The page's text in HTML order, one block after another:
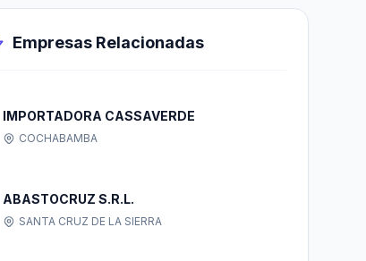
Empresas Relacionadas
IMPORTADORA CASSAVERDE
COCHABAMBA
ABASTOCRUZ S.R.L.
SANTA CRUZ DE LA SIERRA